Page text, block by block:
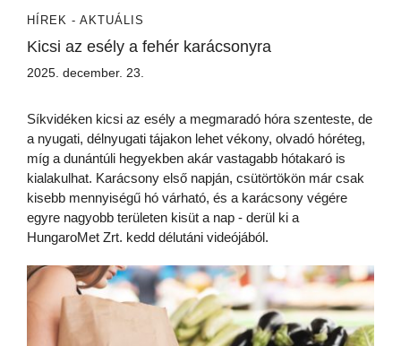
HÍREK - AKTUÁLIS
Kicsi az esély a fehér karácsonyra
2025. december. 23.
Síkvidéken kicsi az esély a megmaradó hóra szenteste, de
a nyugati, délnyugati tájakon lehet vékony, olvadó hóréteg,
míg a dunántúli hegyekben akár vastagabb hótakaró is
kialakulhat. Karácsony első napján, csütörtökön már csak
kisebb mennyiségű hó várható, és a karácsony végére
egyre nagyobb területen kisüt a nap - derül ki a
HungaroMet Zrt. kedd délutáni videójából.